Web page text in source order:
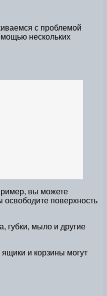
с проблемой
нескольких
вы можете
освободите поверхность
губки, мыло и другие
и корзины могут